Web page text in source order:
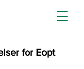
for Eopt